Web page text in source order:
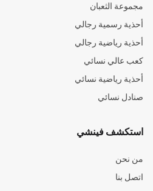
مجموعة الثعبان
أحذية رسمية رجالي
أحذية رياضية رجالي
كعب عالي نسائي
أحذية رياضية نسائي
صنادل نسائي
استكشف فينشي
من نحن
اتصل بنا